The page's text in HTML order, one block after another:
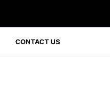
CONTACT US